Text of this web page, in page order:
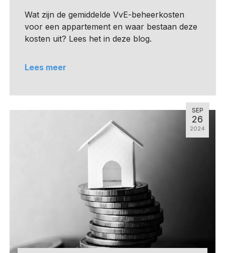
Wat zijn de gemiddelde VvE-beheerkosten
voor een appartement en waar bestaan deze
kosten uit? Lees het in deze blog.
Lees meer
SEP
26
2024